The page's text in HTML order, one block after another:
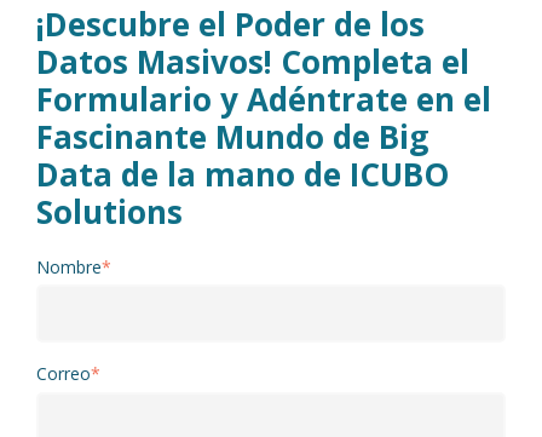
¡Descubre el Poder de los
Datos Masivos! Completa el
Formulario y Adéntrate en el
Fascinante Mundo de Big
Data de la mano de ICUBO
Solutions
Nombre*
Correo*